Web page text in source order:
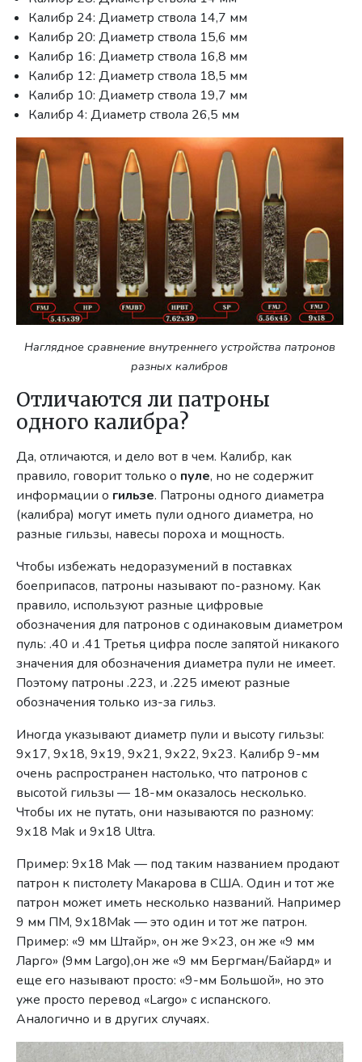
Калибр 24: Диаметр ствола 14,7 мм
Калибр 20: Диаметр ствола 15,6 мм
Калибр 16: Диаметр ствола 16,8 мм
Калибр 12: Диаметр ствола 18,5 мм
Калибр 10: Диаметр ствола 19,7 мм
Калибр 4: Диаметр ствола 26,5 мм
Наглядное сравнение внутреннего устройства патронов
разных калибров
Отличаются ли патроны
одного калибра?
Да, отличаются, и дело вот в чем. Калибр, как
правило, говорит только о пуле, но не содержит
информации о гильзе. Патроны одного диаметра
(калибра) могут иметь пули одного диаметра, но
разные гильзы, навесы пороха и мощность.
Чтобы избежать недоразумений в поставках
боеприпасов, патроны называют по-разному. Как
правило, используют разные цифровые
обозначения для патронов с одинаковым диаметром
пуль: .40 и .41 Третья цифра после запятой никакого
значения для обозначения диаметра пули не имеет.
Поэтому патроны .223, и .225 имеют разные
обозначения только из-за гильз.
Иногда указывают диаметр пули и высоту гильзы:
9х17, 9х18, 9х19, 9х21, 9х22, 9х23. Калибр 9-мм
очень распространен настолько, что патронов с
высотой гильзы — 18-мм оказалось несколько.
Чтобы их не путать, они называются по разному:
9х18 Mak и 9х18 Ultra.
Пример: 9х18 Mak — под таким названием продают
патрон к пистолету Макарова в США. Один и тот же
патрон может иметь несколько названий. Например
9 мм ПМ, 9х18Mak — это один и тот же патрон.
Пример: «9 мм Штайр», он же 9×23, он же «9 мм
Ларго» (9мм Largo),он же «9 мм Бергман/Байард» и
еще его называют просто: «9-мм Большой», но это
уже просто перевод «Largo» с испанского.
Аналогично и в других случаях.